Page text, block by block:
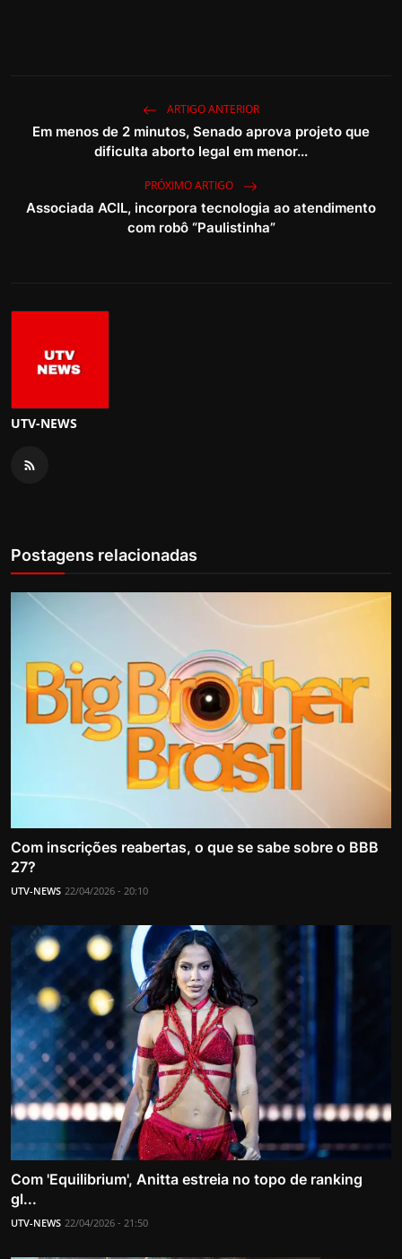
ARTIGO ANTERIOR
Em menos de 2 minutos, Senado aprova projeto que
dificulta aborto legal em menor...
PRÓXIMO ARTIGO
Associada ACIL, incorpora tecnologia ao atendimento
com robô “Paulistinha”
UTV-NEWS
Postagens relacionadas
Com inscrições reabertas, o que se sabe sobre o BBB
27?
UTV-NEWS 22/04/2026 - 20:10
Com 'Equilibrium', Anitta estreia no topo de ranking
gl...
UTV-NEWS 22/04/2026 - 21:50